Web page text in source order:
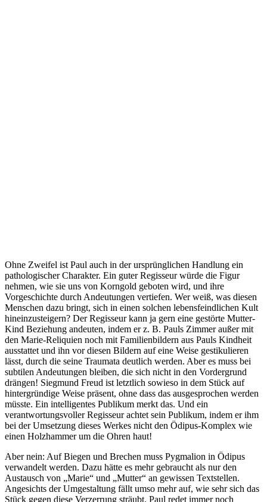
Ohne Zweifel ist Paul auch in der ursprünglichen Handlung ein
pathologischer Charakter. Ein guter Regisseur würde die Figur
nehmen, wie sie uns von Korngold geboten wird, und ihre
Vorgeschichte durch Andeutungen vertiefen. Wer weiß, was diesen
Menschen dazu bringt, sich in einen solchen lebensfeindlichen Kult
hineinzusteigern? Der Regisseur kann ja gern eine gestörte Mutter-
Kind Beziehung andeuten, indem er z. B. Pauls Zimmer außer mit
den Marie-Reliquien noch mit Familienbildern aus Pauls Kindheit
ausstattet und ihn vor diesen Bildern auf eine Weise gestikulieren
lässt, durch die seine Traumata deutlich werden. Aber es muss bei
subtilen Andeutungen bleiben, die sich nicht in den Vordergrund
drängen! Siegmund Freud ist letztlich sowieso in dem Stück auf
hintergründige Weise präsent, ohne dass das ausgesprochen werden
müsste. Ein intelligentes Publikum merkt das. Und ein
verantwortungsvoller Regisseur achtet sein Publikum, indem er ihm
bei der Umsetzung dieses Werkes nicht den Ödipus-Komplex wie
einen Holzhammer um die Ohren haut!
Aber nein: Auf Biegen und Brechen muss Pygmalion in Ödipus
verwandelt werden. Dazu hätte es mehr gebraucht als nur den
Austausch von „Marie“ und „Mutter“ an gewissen Textstellen.
Angesichts der Umgestaltung fällt umso mehr auf, wie sehr sich das
Stück gegen diese Verzerrung sträubt. Paul redet immer noch